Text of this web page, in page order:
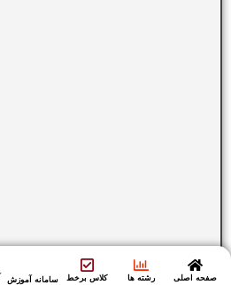
صفحه اصلی رشته ها کلاس برخط سامانه آموزش